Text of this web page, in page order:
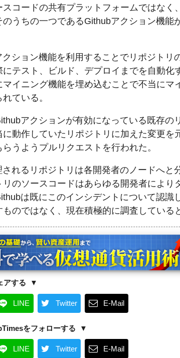
スコードの共有プラットフォームではなく
うちの一つであるGithubアクション機能
ション機能を利用することでリポジトリ
テスト、ビルド、デプロイまでを自動化
イニング機能を埋め込むことで不当にマ
ている。
アクションが有効になっている既存の
に動作していたリポジトリに加えた変更を
うようプルリクエストを行われた。
れるリポジトリは各開発者のノードへと
リのソースコードはあらゆる開発者により
は既にこのインシデントについて認識
のではなく、現在積極的に調査している
アする
LINE Twitter E-Mail
をフォローする
LINE Twitter E-Mail